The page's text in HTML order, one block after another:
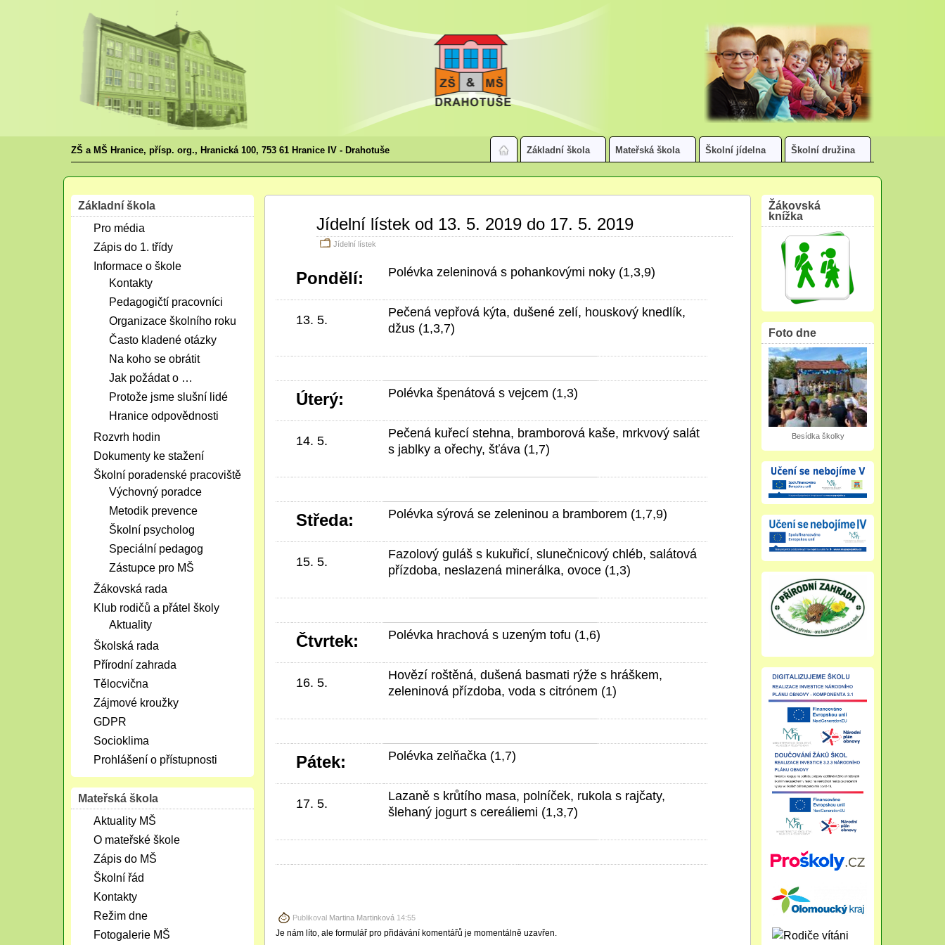
ZŠ a MŠ Hranice, přísp. org., Hranická 100, 753 61 Hranice IV - Drahotuše Základní škola Mateřská škola Školní jídelna Školní družina
Jídelní lístek od 13. 5. 2019 do 17. 5. 2019
Jídelní lístek
Pondělí: Polévka zeleninová s pohankovými noky (1,3,9)
13. 5.
Pečená vepřová kýta, dušené zelí, houskový knedlík,
džus (1,3,7)
Úterý: Polévka špenátová s vejcem (1,3)
14. 5.
Pečená kuřecí stehna, bramborová kaše, mrkvový salát
s jablky a ořechy, šťáva (1,7)
Středa: Polévka sýrová se zeleninou a bramborem (1,7,9)
15. 5.
Fazolový guláš s kukuřicí, slunečnicový chléb, salátová
přízdoba, neslazená minerálka, ovoce (1,3)
Čtvrtek: Polévka hrachová s uzeným tofu (1,6)
16. 5.
Hovězí roštěná, dušená basmati rýže s hráškem,
zeleninová přízdoba, voda s citrónem (1)
Pátek: Polévka zelňačka (1,7)
17. 5.
Lazaně s krůtího masa, polníček, rukola s rajčaty,
šlehaný jogurt s cereáliemi (1,3,7)
Publikoval Martina Martinková14:55
Je nám líto, ale formulář pro přidávání komentářů je momentálně uzavřen.
Základní škola
Pro média
Zápis do 1. třídy
Informace o škole
Kontakty
Pedagogičtí pracovníci
Organizace školního roku
Často kladené otázky
Na koho se obrátit
Jak požádat o …
Protože jsme slušní lidé
Hranice odpovědnosti
Rozvrh hodin
Dokumenty ke stažení
Školní poradenské pracoviště
Výchovný poradce
Metodik prevence
Školní psycholog
Speciální pedagog
Zástupce pro MŠ
Žákovská rada
Klub rodičů a přátel školy
Aktuality
Školská rada
Přírodní zahrada
Tělocvična
Zájmové kroužky
GDPR
Socioklima
Prohlášení o přístupnosti
Mateřská škola
Aktuality MŠ
O mateřské škole
Zápis do MŠ
Školní řád
Kontakty
Režim dne
Fotogalerie MŠ
Žákovská
knížka
Foto dne
Besídka školky